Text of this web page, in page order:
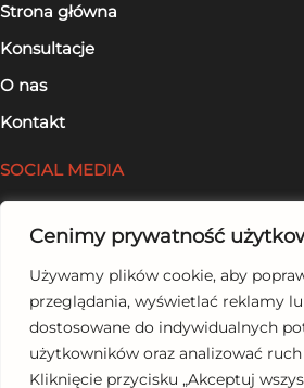
Cenimy prywatność
Używamy plików cookie, aby
przeglądania, wyświetlać reklamy
dostosowane do indywidualnych
użytkowników oraz analizować
Kliknięcie przycisku „Akceptuj
Strona główna
Konsultacje
O nas
Kontakt
SOCIAL MEDIA
Szukaj